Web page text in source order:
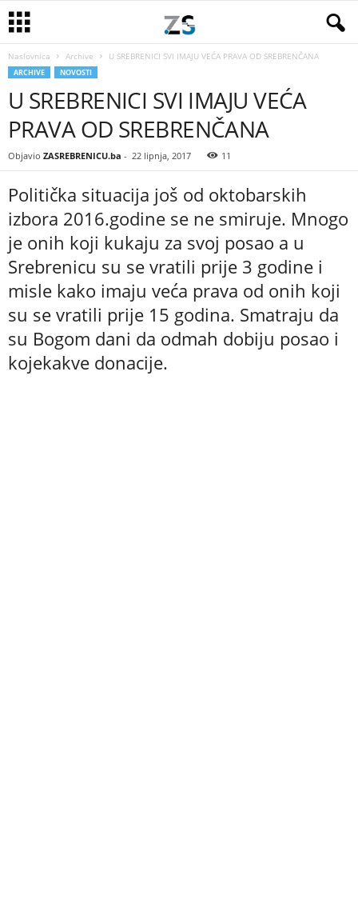
Naslovnica Archive U SREBRENICI SVI IMAJU VEĆA PRAVA OD SREBRENČANA
ARCHIVE NOVOSTI
U SREBRENICI SVI IMAJU VEĆA
PRAVA OD SREBRENČANA
Objavio ZASREBRENICU.ba - 22 lipnja, 2017 11
Politička situacija još od oktobarskih
izbora 2016.godine se ne smiruje. Mnogo
je onih koji kukaju za svoj posao a u
Srebrenicu su se vratili prije 3 godine i
misle kako imaju veća prava od onih koji
su se vratili prije 15 godina. Smatraju da
su Bogom dani da odmah dobiju posao i
kojekakve donacije.